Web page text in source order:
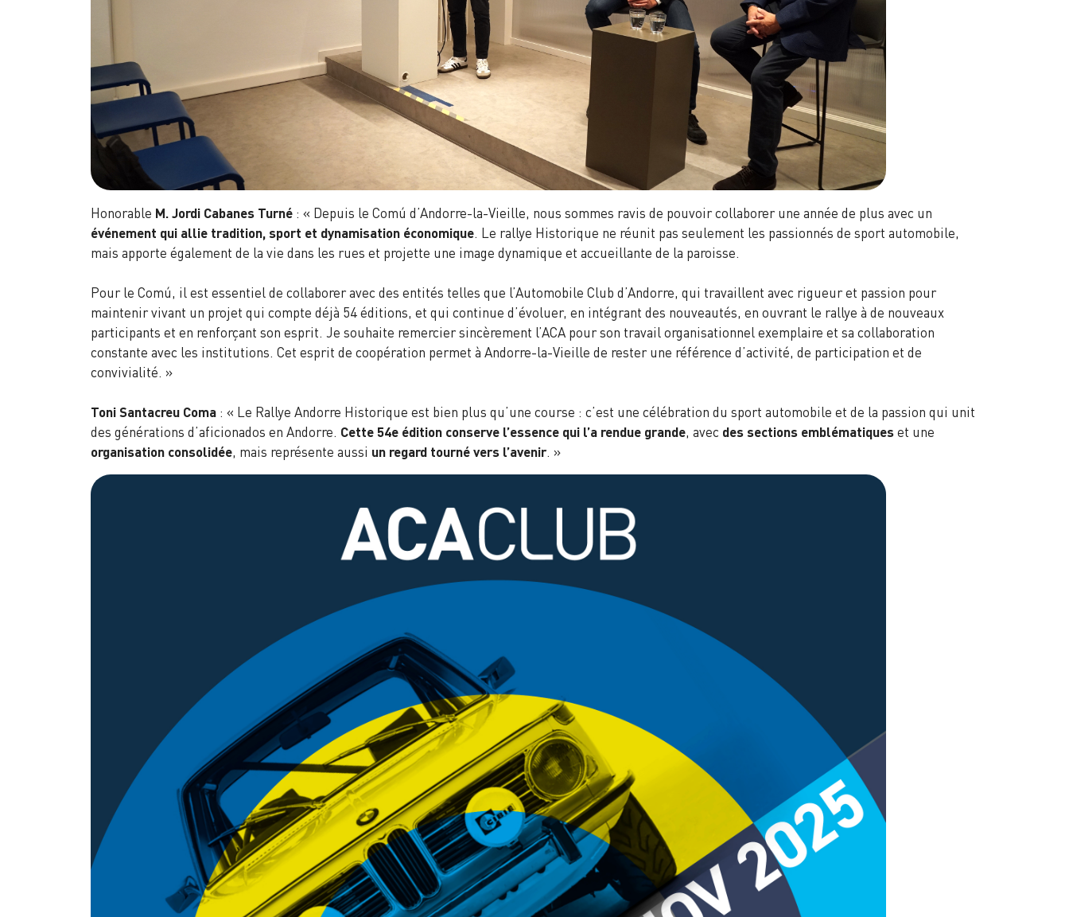
Honorable M. Jordi Cabanes Turné : « Depuis le Comú d’Andorre-la-Vieille, nous sommes ravis de pouvoir collaborer une année de plus avec un
événement qui allie tradition, sport et dynamisation économique. Le rallye Historique ne réunit pas seulement les passionnés de sport automobile,
mais apporte également de la vie dans les rues et projette une image dynamique et accueillante de la paroisse.
Pour le Comú, il est essentiel de collaborer avec des entités telles que l’Automobile Club d’Andorre, qui travaillent avec rigueur et passion pour
maintenir vivant un projet qui compte déjà 54 éditions, et qui continue d’évoluer, en intégrant des nouveautés, en ouvrant le rallye à de nouveaux
participants et en renforçant son esprit. Je souhaite remercier sincèrement l’ACA pour son travail organisationnel exemplaire et sa collaboration
constante avec les institutions. Cet esprit de coopération permet à Andorre-la-Vieille de rester une référence d’activité, de participation et de
convivialité. »
Toni Santacreu Coma : « Le Rallye Andorre Historique est bien plus qu’une course : c’est une célébration du sport automobile et de la passion qui unit
des générations d’aficionados en Andorre. Cette 54e édition conserve l’essence qui l’a rendue grande, avec des sections emblématiqueset une
organisation consolidée, mais représente aussi un regard tourné vers l’avenir. »